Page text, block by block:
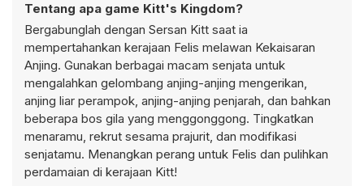
Tentang apa game Kitt's Kingdom?
Bergabunglah dengan Sersan Kitt saat ia
mempertahankan kerajaan Felis melawan Kekaisaran
Anjing. Gunakan berbagai macam senjata untuk
mengalahkan gelombang anjing-anjing mengerikan,
anjing liar perampok, anjing-anjing penjarah, dan bahkan
beberapa bos gila yang menggonggong. Tingkatkan
menaramu, rekrut sesama prajurit, dan modifikasi
senjatamu. Menangkan perang untuk Felis dan pulihkan
perdamaian di kerajaan Kitt!